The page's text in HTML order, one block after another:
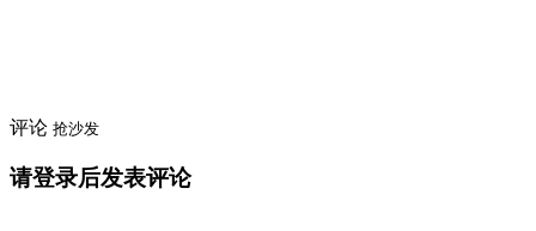
评论 抢沙发
请登录后发表评论